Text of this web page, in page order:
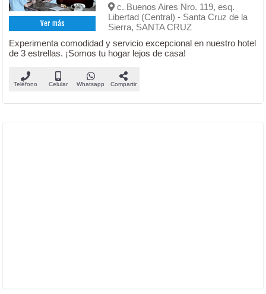
Ver más
c. Buenos Aires Nro. 119, esq.
Libertad (Central) - Santa Cruz de la
Sierra, SANTA CRUZ
Experimenta comodidad y servicio excepcional en nuestro hotel
de 3 estrellas. ¡Somos tu hogar lejos de casa!
Teléfono Celular Whatsapp Compartir